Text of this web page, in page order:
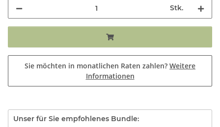
Stk.
Sie möchten in monatlichen Raten zahlen? Weitere
Informationen
Unser für Sie empfohlenes Bundle: